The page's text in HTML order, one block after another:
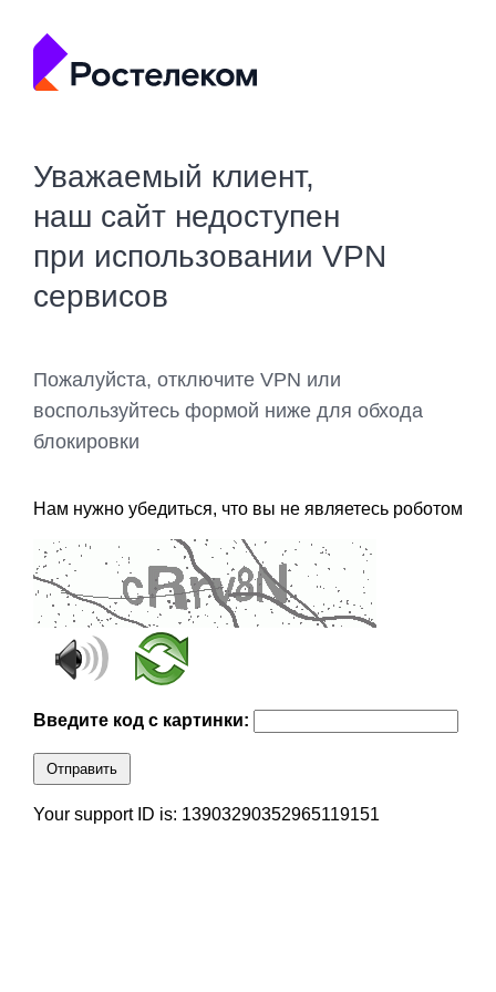
Уважаемый клиент,
наш сайт недоступен
при использовании VPN
сервисов
Пожалуйста, отключите VPN или
воспользуйтесь формой ниже для обхода
блокировки
Нам нужно убедиться, что вы не являетесь роботом
Введите код с картинки:
Отправить
Your support ID is: 13903290352965119151